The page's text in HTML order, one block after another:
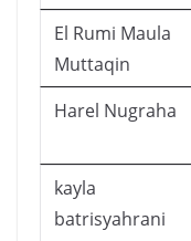
El Rumi Maula
Muttaqin
Harel Nugraha
kayla
batrisyahrani